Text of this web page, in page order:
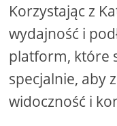
Korzystając z
wydajność i
platform, które
specjalnie, aby
widoczność i